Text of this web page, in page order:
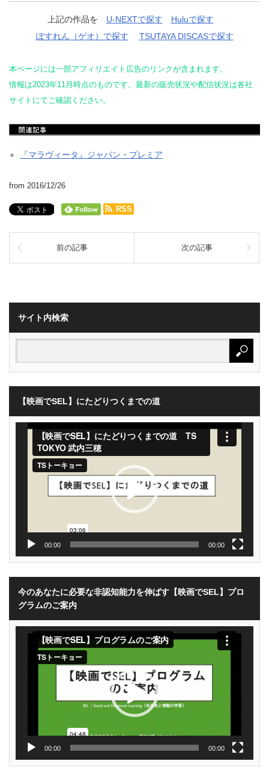
上記の作品を U-NEXTで探す
Huluで探す
ぽすれん（ゲオ）で探す
TSUTAYA DISCASで探す
本ページには一部アフィリエイト広告のリンクが含まれます。
情報は2023年11月時点のものです。最新の販売状況や配信状況は各社
サイトにてご確認ください。
『マラヴィータ』ジャパン・プレミア
from 2016/12/26
RSS
前の記事 次の記事
サイト内検索
【映画でSEL】にたどりつくまでの道
動
00:00 00:00
今のあなたに必要な非認知能力を伸ばす【映画でSEL】プロ
グラムのご案内
動
00:00 00:00